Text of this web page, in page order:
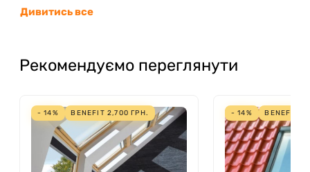
Тип скла Гартоване
Склопакет Двокамерний
Дивитись все
Рекомендуємо переглянути
- 14% BENEFIT 2,700 ГРН. - 14% BENEFIT